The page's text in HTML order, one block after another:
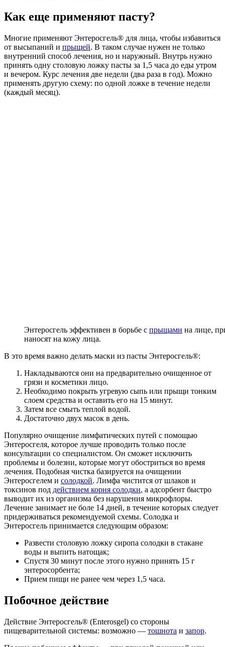
Как еще применяют пасту?
Многие применяют Энтеросгель® для лица, чтобы избавиться
от высыпаний и прыщей. В таком случае нужен не только
внутренний способ лечения, но и наружный. Внутрь нужно
принять одну столовую ложку пасты за 1,5 часа до еды утром
и вечером. Курс лечения две недели (два раза в год). Можно
применять другую схему: по одной ложке в течение недели
(каждый месяц).
Энтеросгель эффективен в борьбе с прыщами на лице,
наносят на кожу лица.
В это время важно делать маски из пасты Энтеросгель®:
Накладываются они на предварительно очищенное от
грязи и косметики лицо.
Необходимо покрыть угревую сыпь или прыщи тонким
слоем средства и оставить его на 15 минут.
Затем все смыть теплой водой.
Достаточно двух масок в день.
Популярно очищение лимфатических путей с помощью
Энтеросгеля, которое лучше проводить только после
консультации со специалистом. Он сможет исключить
проблемы и болезни, которые могут обостриться во время
лечения. Подобная чистка базируется на очищении
Энтеросгелем и солодкой. Лимфа чистится от шлаков и
токсинов под действием корня солодки, а адсорбент быстро
выводит их из организма без нарушения микрофлоры.
Лечение занимает не боле 14 дней, в течение которых следует
придерживаться рекомендуемой схемы. Солодка и
Энтеросгель принимается следующим образом:
Развести столовую ложку сиропа солодки в стакане
воды и выпить натощак;
Спустя 30 минут после этого нужно принять 15 г
энтеросорбента;
Прием пищи не ранее чем через 1,5 часа.
Побочное действие
Действие Энтеросгель® (Enterosgel) со стороны
пищеварительной системы: возможно — тошнота и запор.